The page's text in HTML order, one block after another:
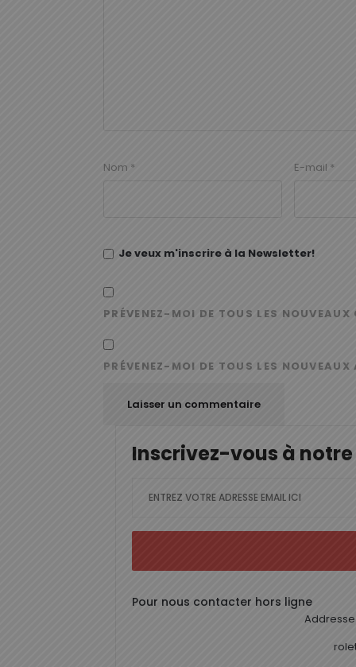
Nom * E-mail *
Je veux m'inscrire à la Newsletter!
PRÉVENEZ-MOI DE TOUS LES
PRÉVENEZ-MOI DE TOUS LES
Inscrivez-vous à
Pour nous contacter hors ligne